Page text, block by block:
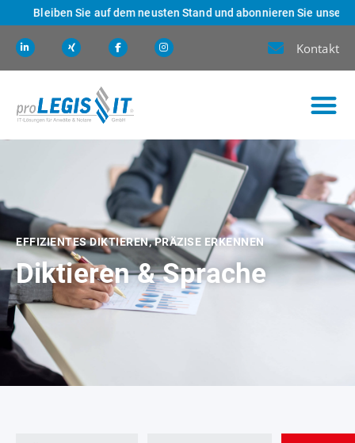
Bleiben Sie auf dem neusten Stand und abonnieren Sie unseren
Kontakt
EFFIZIENTES DIKTIEREN, PRÄZISE ERKENNEN
Diktieren & Sprache